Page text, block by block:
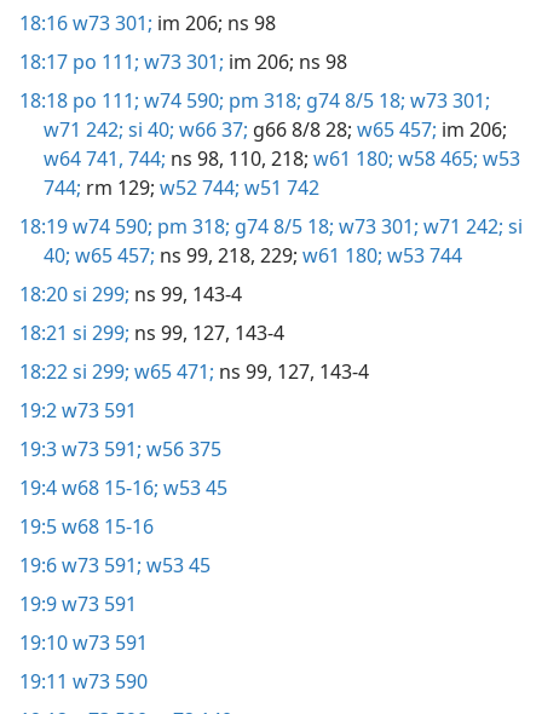
18:16w73 301; im 206; ns 98
18:17 po 111; w73 301; im 206; ns 98
18:18 po 111; w74 590; pm 318; g74 8/5 18; w73 301;
w71 242; si 40; w66 37; g66 8/8 28; w65 457; im 206;
w64 741, 744; ns 98, 110, 218; w61 180; w58 465; w53
744; rm 129; w52 744; w51 742
18:19w74 590; pm 318; g74 8/5 18; w73 301; w71 242; si
40; w65 457; ns 99, 218, 229; w61 180; w53 744
18:20si 299; ns 99, 143-4
18:21 si 299; ns 99, 127, 143-4
18:22si 299; w65 471; ns 99, 127, 143-4
19:2w73 591
19:3w73 591; w56 375
19:4w68 15-16; w53 45
19:5w68 15-16
19:6w73 591; w53 45
19:9w73 591
19:10w73 591
19:11 w73 590